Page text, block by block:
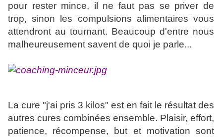
pour rester mince, il ne faut pas se priver de
trop, sinon les compulsions alimentaires vous
attendront au tournant. Beaucoup d'entre nous
malheureusement savent de quoi je parle...
La cure "j'ai pris 3 kilos" est en fait le résultat des
autres cures combinées ensemble. Plaisir, effort,
patience, récompense, but et motivation sont